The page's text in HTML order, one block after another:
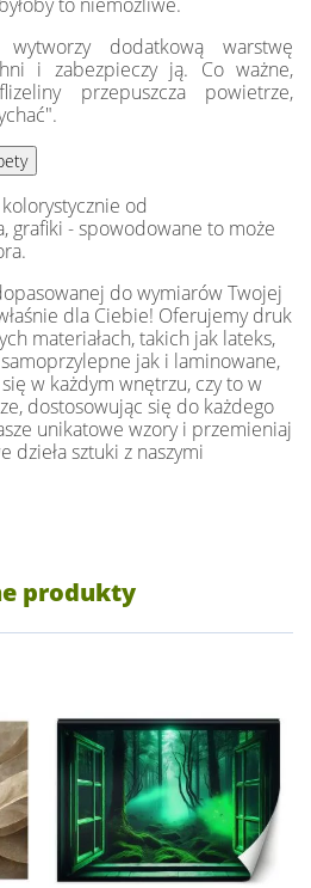
wytworzy dodatkową warstwę
i zabezpieczy ją. Co ważne,
przepuszcza powietrze,
od
grafiki - spowodowane to może
do wymiarów Twojej
dla Ciebie! Oferujemy druk
materiałach, takich jak lateks,
jak i laminowane,
w każdym wnętrzu, czy to w
dostosowując się do każdego
unikatowe wzory i przemieniaj
dzieła sztuki z naszymi
produkty